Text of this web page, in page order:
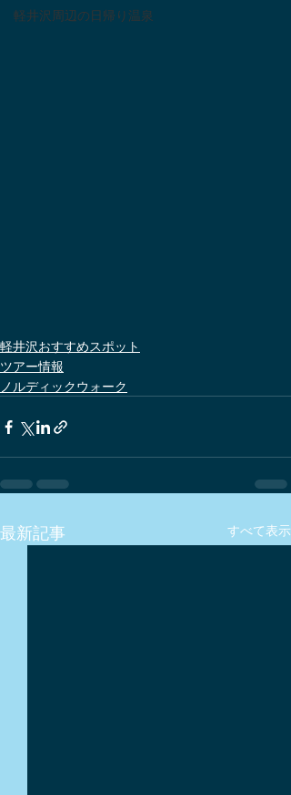
軽井沢周辺の日帰り温泉
軽井沢おすすめスポット
ツアー情報
ノルディックウォーク
最新記事 すべて表示